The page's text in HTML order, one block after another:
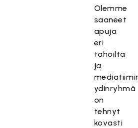
Olemme
saaneet
apuja
eri
tahoilta
ja
ydinryhmä
on
tehnyt
kovasti